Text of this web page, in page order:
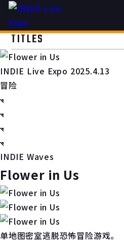
TITLES
INDIE Live Expo 2025.4.13
冒险
INDIE Waves
Flower in Us
单地图密室逃脱恐怖冒险游戏。